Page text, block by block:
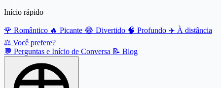
Início rápido
🌹 Romântico 🔥 Picante 😂 Divertido 🧠 Profundo ✈️ À distância
⚖️ Você prefere?
💬 Perguntas e Início de Conversa 📝 Blog